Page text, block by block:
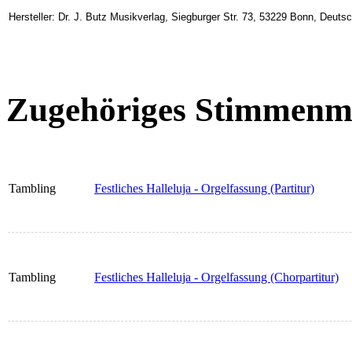
Hersteller: Dr. J. Butz Musikverlag, Siegburger Str. 73, 53229 Bonn,
Zugehöriges
Tambling Festliches Halleluja - Orgelfassung (Partitur)
Tambling Festliches Halleluja - Orgelfassung (Chorpartitur)